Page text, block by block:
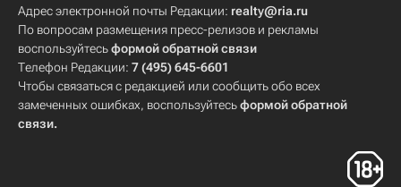
Адрес электронной почты Редакции: realty@ria.ru
По вопросам размещения пресс-релизов и рекламы
воспользуйтесьформой обратной связи
Телефон Редакции: 7 (495) 645-6601
Чтобы связаться с редакцией или сообщить обо всех
замеченных ошибках, воспользуйтесьформой обратной
связи.